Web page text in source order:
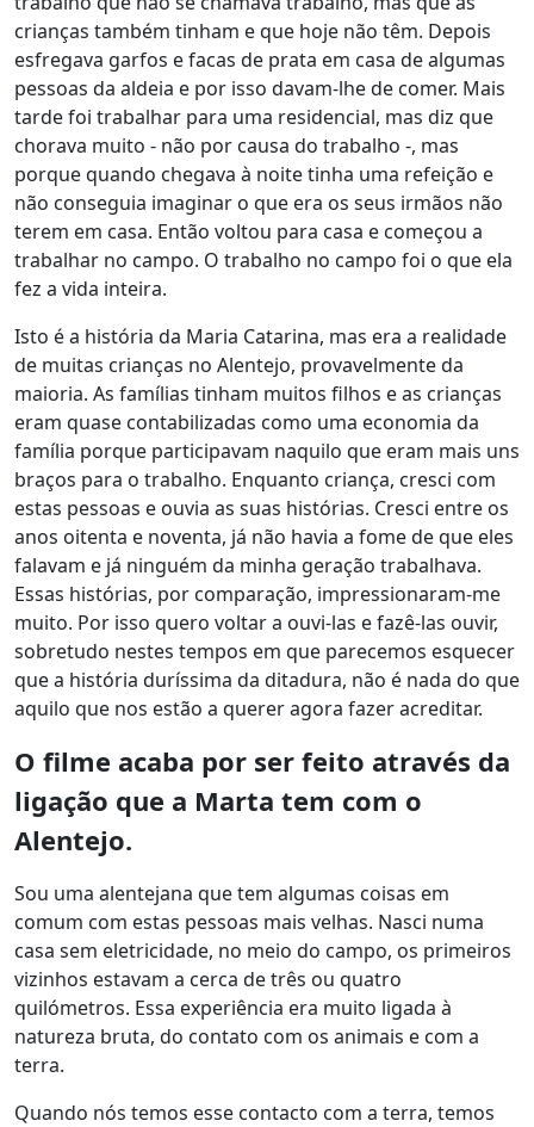
crianças também tinham e que hoje não têm. Depois
esfregava garfos e facas de prata em casa de algumas
pessoas da aldeia e por isso davam-lhe de comer. Mais
tarde foi trabalhar para uma residencial, mas diz que
chorava muito - não por causa do trabalho -, mas
porque quando chegava à noite tinha uma refeição e
não conseguia imaginar o que era os seus irmãos não
terem em casa. Então voltou para casa e começou a
trabalhar no campo. O trabalho no campo foi o que ela
fez a vida inteira.
Isto é a história da Maria Catarina, mas era a realidade
de muitas crianças no Alentejo, provavelmente da
maioria. As famílias tinham muitos filhos e as crianças
eram quase contabilizadas como uma economia da
família porque participavam naquilo que eram mais uns
braços para o trabalho. Enquanto criança, cresci com
estas pessoas e ouvia as suas histórias. Cresci entre os
anos oitenta e noventa, já não havia a fome de que eles
falavam e já ninguém da minha geração trabalhava.
Essas histórias, por comparação, impressionaram-me
muito. Por isso quero voltar a ouvi-las e fazê-las ouvir,
sobretudo nestes tempos em que parecemos esquecer
que a história duríssima da ditadura, não é nada do que
aquilo que nos estão a querer agora fazer acreditar.
O filme acaba por ser feito através da
ligação que a Marta tem com o
Alentejo.
Sou uma alentejana que tem algumas coisas em
comum com estas pessoas mais velhas. Nasci numa
casa sem eletricidade, no meio do campo, os primeiros
vizinhos estavam a cerca de três ou quatro
quilómetros. Essa experiência era muito ligada à
natureza bruta, do contato com os animais e com a
terra.
Quando nós temos esse contacto com a terra, temos